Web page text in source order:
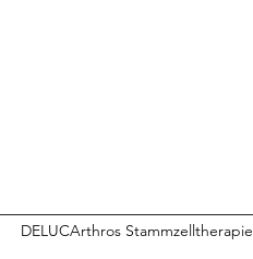
DELUCArthros Stammzelltherapie